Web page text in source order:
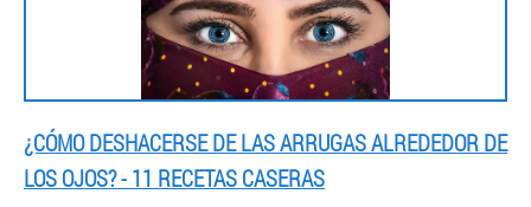
¿CÓMO DESHACERSE DE LAS ARRUGAS ALREDEDOR DE
LOS OJOS? - 11 RECETAS CASERAS